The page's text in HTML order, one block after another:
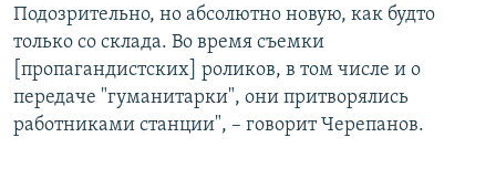
Подозрительно, но абсолютно новую, как будто
только со склада. Во время съемки
[пропагандистских] роликов, в том числе и о
передаче "гуманитарки", они притворялись
работниками станции", – говорит Черепанов.